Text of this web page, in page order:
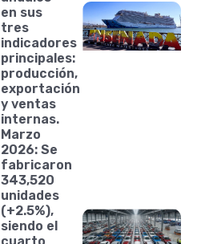
en sus
tres
indicadores
principales:
producción,
exportación
y ventas
internas.
Marzo
2026: Se
fabricaron
343,520
unidades
(+2.5%),
siendo el